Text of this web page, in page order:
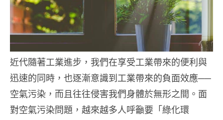
近代隨著工業進步，我們在享受工業帶來的便利與
迅速的同時，也逐漸意識到工業帶來的負面效應──
空氣污染，而且往往侵害我們身體於無形之間。面
對空氣污染問題，越來越多人呼籲要「綠化環